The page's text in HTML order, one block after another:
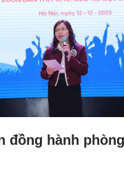
đồng hành